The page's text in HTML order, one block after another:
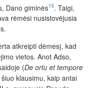
Dano giminės15. Taigi,
rėmėsi nusistovėjusia
atkreipti dėmesį, kad
vietos. Anot Adso,
(De ortu et tempore
klausimu, kaip antai